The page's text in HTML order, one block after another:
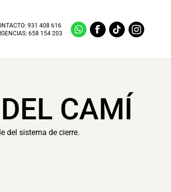
931 408 616
658 154 203
CAMÍ
del sistema de cierre.